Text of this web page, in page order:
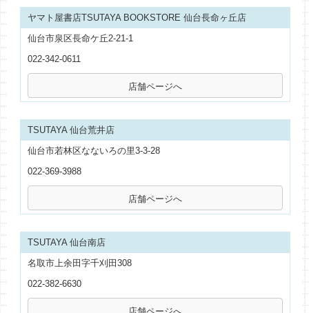
ヤマト屋書店TSUTAYA BOOKSTORE 仙台長命ヶ丘店
仙台市泉区長命ケ丘2-21-1
022-342-0611
TSUTAYA 仙台荒井店
仙台市若林区なないろの里3-3-28
022-369-3988
TSUTAYA 仙台南店
名取市上余田字千刈田308
022-382-6630